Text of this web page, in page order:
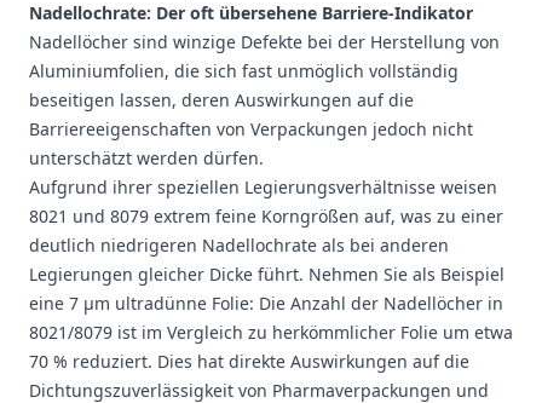
Nadellochrate: Der oft übersehene Barriere-Indikator
Nadellöcher sind winzige Defekte bei der Herstellung von
Aluminiumfolien, die sich fast unmöglich vollständig
beseitigen lassen, deren Auswirkungen auf die
Barriereeigenschaften von Verpackungen jedoch nicht
unterschätzt werden dürfen.
Aufgrund ihrer speziellen Legierungsverhältnisse weisen
8021 und 8079 extrem feine Korngrößen auf, was zu einer
deutlich niedrigeren Nadellochrate als bei anderen
Legierungen gleicher Dicke führt. Nehmen Sie als Beispiel
eine 7 μm ultradünne Folie: Die Anzahl der Nadellöcher in
8021/8079 ist im Vergleich zu herkömmlicher Folie um etwa
70 % reduziert. Dies hat direkte Auswirkungen auf die
Dichtungszuverlässigkeit von Pharmaverpackungen und